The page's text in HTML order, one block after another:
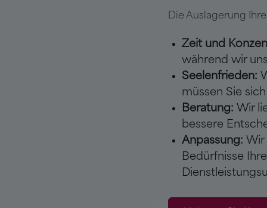
Die Auslagerung
Zeit und
während wir
Seelenfrieden:
müssen Sie
Beratung: Wir
bessere
Anpassung: Wir
Bedürfnisse